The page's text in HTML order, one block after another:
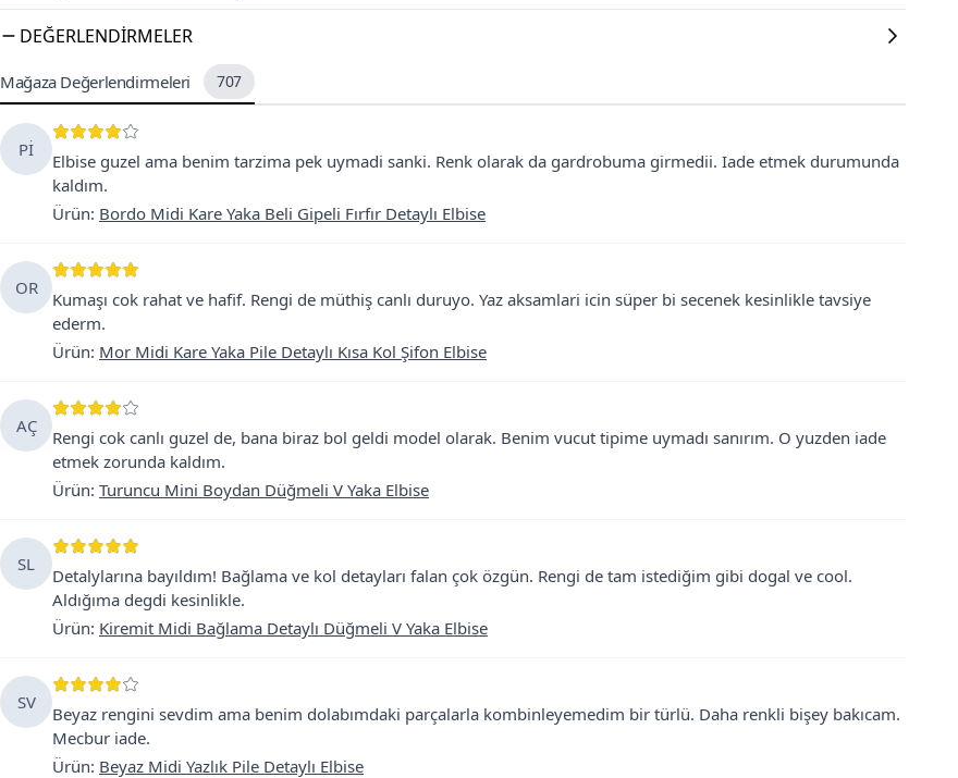
DEĞERLENDIRMELER
Mağaza Değerlendirmeleri 707
Pİ
Elbise guzel ama benim tarzima pek uymadi sanki. Renk olarak da gardrobuma girmedii. Iade etmek durumunda
kaldım.
Ürün: Bordo Midi Kare Yaka Beli Gipeli Fırfır Detaylı Elbise
OR
Kumaşı cok rahat ve hafif. Rengi de müthiş canlı duruyo. Yaz aksamlari icin süper bi secenek kesinlikle tavsiye
ederm.
Ürün: Mor Midi Kare Yaka Pile Detaylı Kısa Kol Şifon Elbise
AÇ
Rengi cok canlı guzel de, bana biraz bol geldi model olarak. Benim vucut tipime uymadı sanırım. O yuzden iade
etmek zorunda kaldım.
Ürün: Turuncu Mini Boydan Düğmeli V Yaka Elbise
SL
Detalylarına bayıldım! Bağlama ve kol detayları falan çok özgün. Rengi de tam istediğim gibi dogal ve cool.
Aldığıma degdi kesinlikle.
Ürün: Kiremit Midi Bağlama Detaylı Düğmeli V Yaka Elbise
SV
Beyaz rengini sevdim ama benim dolabımdaki parçalarla kombinleyemedim bir türlü. Daha renkli bişey bakıcam.
Mecbur iade.
Ürün: Beyaz Midi Yazlık Pile Detaylı Elbise